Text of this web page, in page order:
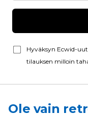
Hyväksyn Ecwid-
tilauksen milloin
Ole vain